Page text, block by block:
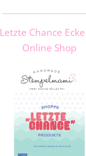
Letzte Chance
Online Shop